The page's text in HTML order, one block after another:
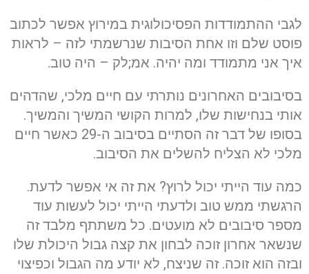
לגבי ההתמודדות הפסיכולוגית במירוץ אפשר לכתוב
פוסט שלם וזו אחת הסיבות שנרשמתי לזה – לראות
איך אני מתמודד ומה יהיה. אמ;לק – היה טוב.
בסיבובים האחרונים נותרתי עם חיים מלכי, שהדהים
אותי בנחישות שלו, למרות הקושי המשיך והמשיך.
בסופו של דבר זה הסתיים בסיבוב ה-29 כאשר חיים
מלכי לא הצליח להשלים את הסיבוב.
כמה עוד הייתי יכול לרוץ? את זה אי אפשר לדעת.
הרגשתי ממש טוב ולדעתי הייתי יכול לעשות עוד
מספר סיבובים לא מועטים. כל משתתף מלבד זה
שנשאר אחרון זוכה לבחון את קצה גבול היכולת שלו
ובזה הוא זוכה. זה שניצח, לא יודע מה הגבול וכפיצוי